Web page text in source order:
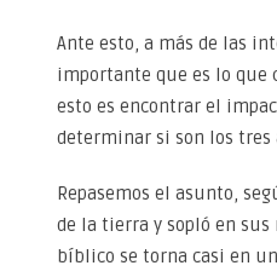
Ante esto, a más de las
importante que es lo que
esto es encontrar el
determinar si son los tres
Repasemos el asunto,
de la tierra y sopló en
bíblico se torna casi en